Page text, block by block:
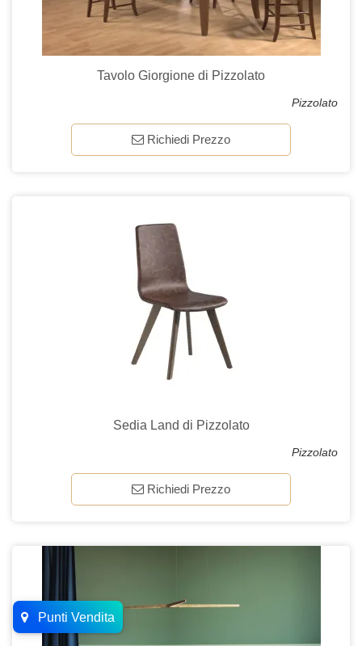
Tavolo Giorgione di Pizzolato
Pizzolato
Richiedi Prezzo
Sedia Land di Pizzolato
Pizzolato
Richiedi Prezzo
Punti Vendita